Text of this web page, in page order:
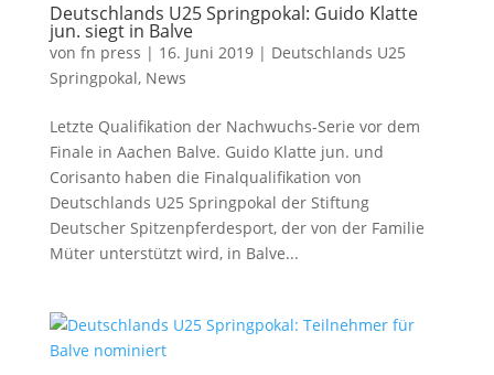
Deutschlands U25 Springpokal: Guido Klatte
jun. siegt in Balve
von fn press | 16. Juni 2019| Deutschlands U25
Springpokal, News
Letzte Qualifikation der Nachwuchs-Serie vor dem
Finale in Aachen Balve. Guido Klatte jun. und
Corisanto haben die Finalqualifikation von
Deutschlands U25 Springpokal der Stiftung
Deutscher Spitzenpferdesport, der von der Familie
Müter unterstützt wird, in Balve...